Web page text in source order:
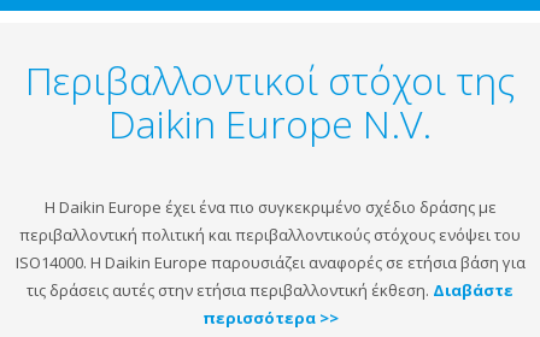
Περιβαλλοντικοί στόχοι της
Daikin Europe N.V.
Η Daikin Europe έχει ένα πιο συγκεκριμένο σχέδιο δράσης με
περιβαλλοντική πολιτική και περιβαλλοντικούς στόχους ενόψει του
ISO14000. Η Daikin Europe παρουσιάζει αναφορές σε ετήσια βάση για
τις δράσεις αυτές στην ετήσια περιβαλλοντική έκθεση. Διαβάστε
περισσότερα >>